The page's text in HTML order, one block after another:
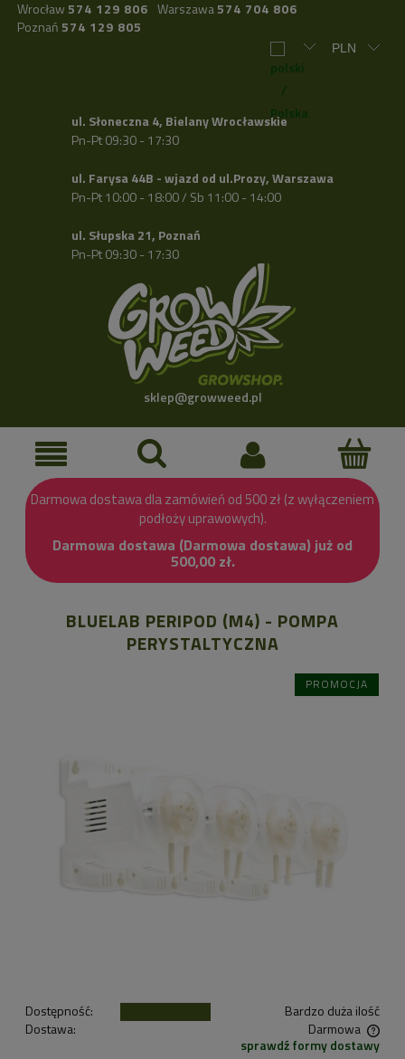
Wrocław 574 129 806 Warszawa574 704 806
Poznań 574 129 805
ul. Słoneczna 4, Bielany Wrocławskie
Pn-Pt 09:30 - 17:30
ul. Farysa 44B - wjazd od ul.Prozy, Warszawa
Pn-Pt 10:00 - 18:00 / Sb 11:00 - 14:00
ul. Słupska 21, Poznań
Pn-Pt 09:30 - 17:30
sklep@growweed.pl
Darmowa dostawa dla zamówień od 500 zł (z wyłączeniem
podłoży uprawowych).
Darmowa dostawa (Darmowa dostawa) już od
500,00 zł.
BLUELAB PERIPOD (M4) - POMPA
PERYSTALTYCZNA
PROMOCJA
Dostępność:
Bardzo duża ilość
Dostawa:
Darmowa
Cena nie zawiera ewentualnych kosztów płatnościsprawdź formy dostawy